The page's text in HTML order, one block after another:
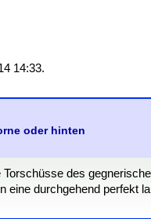
14:33.
oder hinten
des
eine durchgehend perfekt